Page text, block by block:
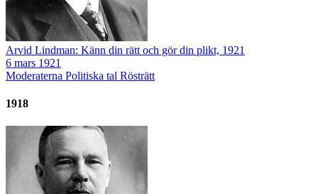
Arvid Lindman: Känn din rätt och gör din plikt, 1921
6 mars 1921
Moderaterna Politiska tal Rösträtt
1918